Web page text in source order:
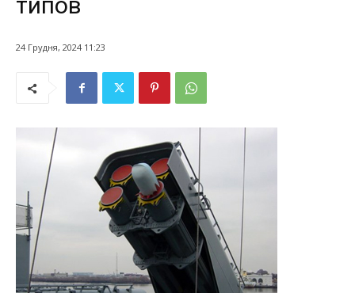
24 Грудня, 2024 11:23